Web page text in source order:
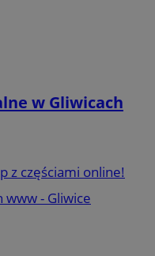
w Gliwicach
z częściami online!
- Gliwice